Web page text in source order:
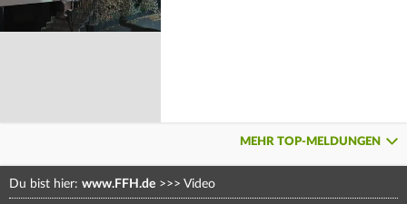
MEHR TOP-MELDUNGEN
Du bist hier: www.FFH.de >>> Video